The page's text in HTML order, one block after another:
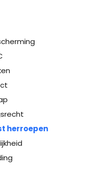
herroepen